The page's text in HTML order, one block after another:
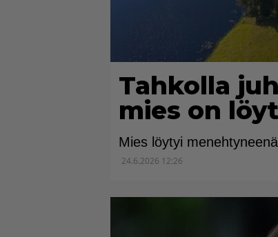
Tahkolla
mies on
Mies löytyi
24.6.2026 12:26